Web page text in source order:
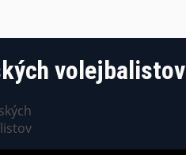
volejbalistov